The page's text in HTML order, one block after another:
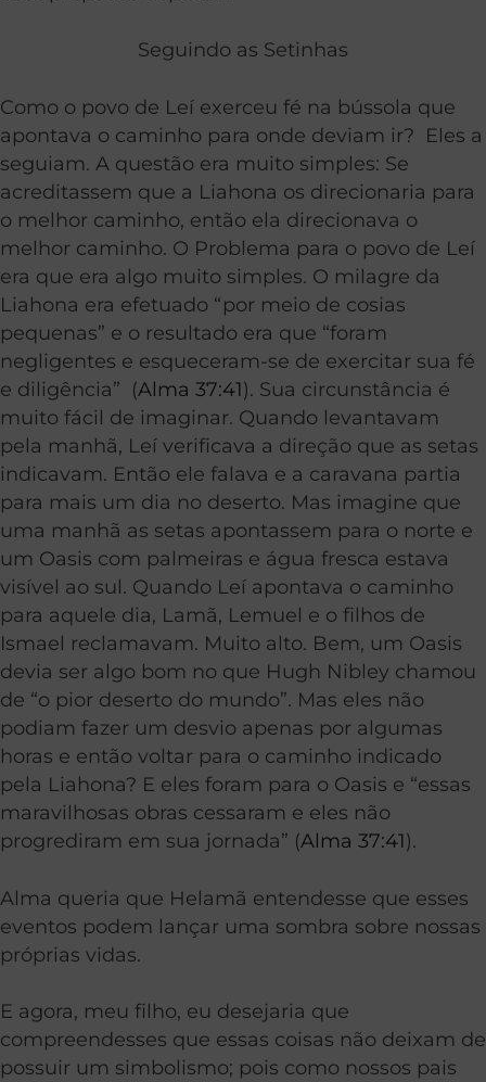
Seguindo as Setinhas
Como o povo de Leí exerceu fé na bússola que
apontava o caminho para onde deviam ir? Eles a
seguiam. A questão era muito simples: Se
acreditassem que a Liahona os direcionaria para
o melhor caminho, então ela direcionava o
melhor caminho. O Problema para o povo de Leí
era que era algo muito simples. O milagre da
Liahona era efetuado “por meio de cosias
pequenas” e o resultado era que “foram
negligentes e esqueceram-se de exercitar sua fé
e diligência” (Alma 37:41). Sua circunstância é
muito fácil de imaginar. Quando levantavam
pela manhã, Leí verificava a direção que as setas
indicavam. Então ele falava e a caravana partia
para mais um dia no deserto. Mas imagine que
uma manhã as setas apontassem para o norte e
um Oasis com palmeiras e água fresca estava
visível ao sul. Quando Leí apontava o caminho
para aquele dia, Lamã, Lemuel e o filhos de
Ismael reclamavam. Muito alto. Bem, um Oasis
devia ser algo bom no que Hugh Nibley chamou
de “o pior deserto do mundo”. Mas eles não
podiam fazer um desvio apenas por algumas
horas e então voltar para o caminho indicado
pela Liahona? E eles foram para o Oasis e “essas
maravilhosas obras cessaram e eles não
progrediram em sua jornada” (Alma 37:41).
Alma queria que Helamã entendesse que esses
eventos podem lançar uma sombra sobre nossas
próprias vidas.
E agora, meu filho, eu desejaria que
compreendesses que essas coisas não deixam de
possuir um simbolismo; pois como nossos pais